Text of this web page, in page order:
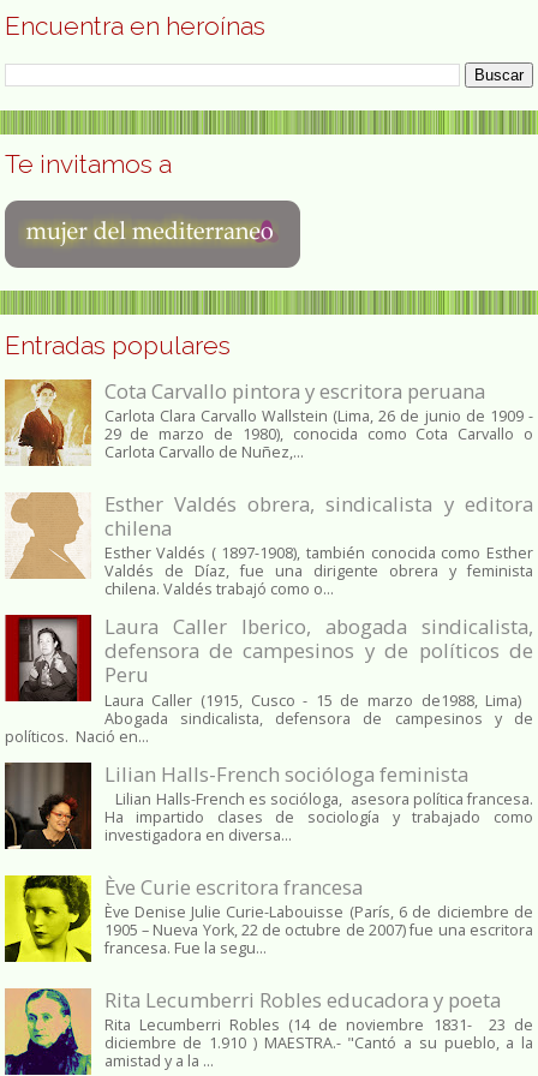
Encuentra en heroínas
Te invitamos a
Entradas populares
Cota Carvallo pintora y escritora peruana
Carlota Clara Carvallo Wallstein (Lima, 26 de junio de 1909 -
29 de marzo de 1980), conocida como Cota Carvallo o
Carlota Carvallo de Nuñez,...
Esther Valdés obrera, sindicalista y editora
chilena
Esther Valdés ( 1897-1908), también conocida como Esther
Valdés de Díaz, fue una dirigente obrera y feminista
chilena. Valdés trabajó como o...
Laura Caller Iberico, abogada sindicalista,
defensora de campesinos y de políticos de
Peru
Laura Caller (1915, Cusco - 15 de marzo de1988, Lima)
Abogada sindicalista, defensora de campesinos y de
políticos. Nació en...
Lilian Halls-French socióloga feminista
Lilian Halls-French es socióloga, asesora política francesa.
Ha impartido clases de sociología y trabajado como
investigadora en diversa...
Ève Curie escritora francesa
Ève Denise Julie Curie-Labouisse (París, 6 de diciembre de
1905 – Nueva York, 22 de octubre de 2007) fue una escritora
francesa. Fue la segu...
Rita Lecumberri Robles educadora y poeta
Rita Lecumberri Robles (14 de noviembre 1831- 23 de
diciembre de 1.910 ) MAESTRA.- "Cantó a su pueblo, a la
amistad y a la ...